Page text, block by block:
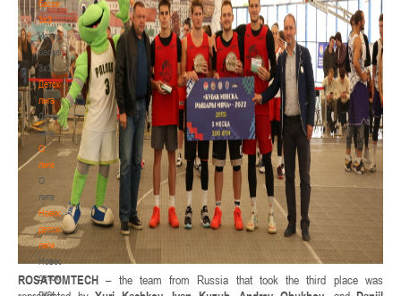
баскетбола
3х3
История
баскетбола
3х3
Детская
лига
Детская
лига
О
лиге
О
лиге
Новости
детской
лиги
Новости
детской
лиги
ROSATOMTECH – the team from Russia that took the third place was